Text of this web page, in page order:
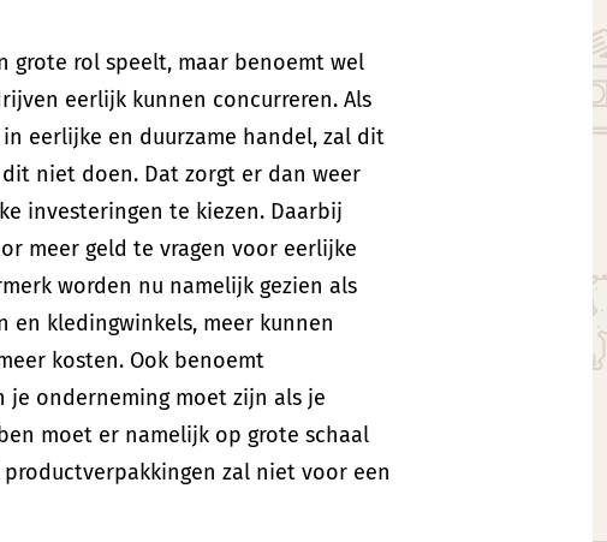
grote rol speelt, maar benoemt wel
eerlijk kunnen concurreren. Als
eerlijke en duurzame handel, zal dit
niet doen. Dat zorgt er dan weer
investeringen te kiezen. Daarbij
meer geld te vragen voor eerlijke
worden nu namelijk gezien als
en kledingwinkels, meer kunnen
kosten. Ook benoemt
je onderneming moet zijn als je
moet er namelijk op grote schaal
zal niet voor een